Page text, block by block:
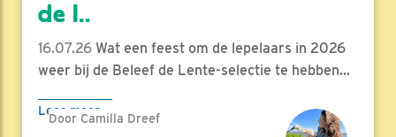
de l..
16.07.26 Wat een feest om de lepelaars in 2026
weer bij de Beleef de Lente-selectie te hebben...
Lees meer
Door Camilla Dreef